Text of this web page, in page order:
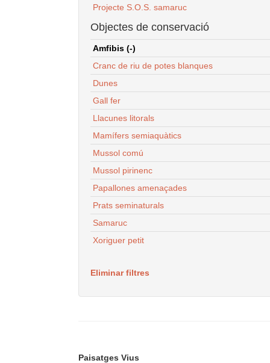
Projecte S.O.S. samaruc
Objectes de conservació
Amfibis (-)
Cranc de riu de potes blanques
Dunes
Gall fer
Llacunes litorals
Mamífers semiaquàtics
Mussol comú
Mussol pirinenc
Papallones amenaçades
Prats seminaturals
Samaruc
Xoriguer petit
Eliminar filtres
Paisatges Vius